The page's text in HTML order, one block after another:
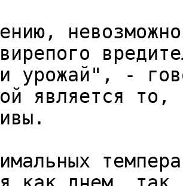
урожай", -
является то,